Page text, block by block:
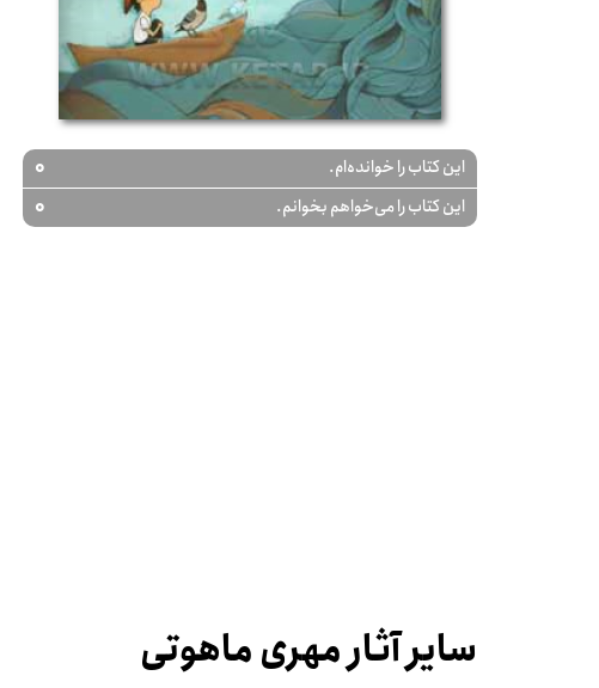
این کتاب را خوانده‌ام. 0
این کتاب را می‌خواهم بخوانم. 0
سایر آثار مهری ماهوتی